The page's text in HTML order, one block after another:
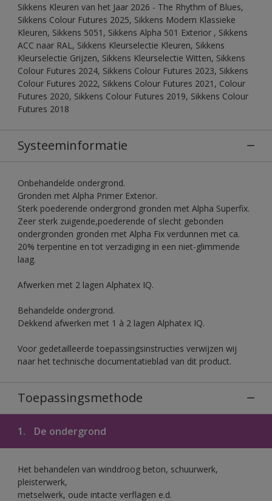
Sikkens Kleuren van het Jaar 2026 - The Rhythm of Blues,
Sikkens Colour Futures 2025, Sikkens Modern Klassieke
Kleuren, Sikkens 5051, Sikkens Alpha 501 Exterior , Sikkens
ACC naar RAL, Sikkens Kleurselectie Kleuren, Sikkens
Kleurselectie Grijzen, Sikkens Kleurselectie Witten, Sikkens
Colour Futures 2024, Sikkens Colour Futures 2023, Sikkens
Colour Futures 2022, Sikkens Colour Futures 2021, Colour
Futures 2020, Sikkens Colour Futures 2019, Sikkens Colour
Futures 2018
Systeeminformatie
Onbehandelde ondergrond.
Gronden met Alpha Primer Exterior.
Sterk poederende ondergrond gronden met Alpha Superfix.
Zeer sterk zuigende,poederende of slecht gebonden
ondergronden gronden met Alpha Fix verdunnen met ca.
20% terpentine en tot verzadiging in een niet-glimmende
laag.
Afwerken met 2 lagen Alphatex IQ.
Behandelde ondergrond.
Dekkend afwerken met 1 à 2 lagen Alphatex IQ.
Voor gedetailleerde toepassingsinstructies verwijzen wij
naar het technische documentatieblad van dit product.
Toepassingsmethode
1. De ondergrond
Het behandelen van winddroog beton, schuurwerk,
pleisterwerk,
metselwerk, oude intacte verflagen e.d.